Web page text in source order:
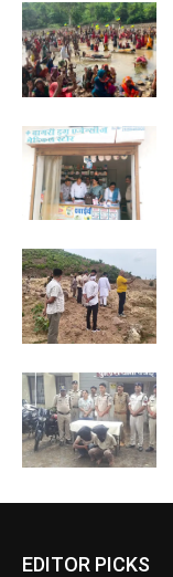
EDITOR PICKS